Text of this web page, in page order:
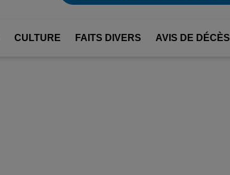
CULTURE FAITS DIVERS AVIS DE DÉCÈS